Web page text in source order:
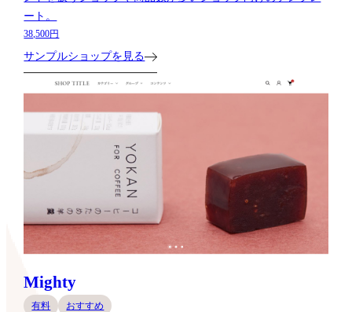
ート。
38,500円
サンプルショップを見る
Mighty
有料 おすすめ